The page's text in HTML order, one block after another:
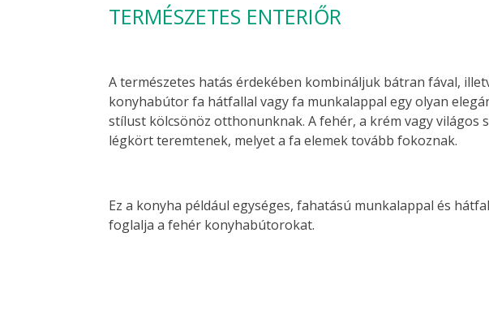
TERMÉSZETES ENTERIŐR
A természetes hatás érdekében kombináljuk bátran fával,
konyhabútor fa hátfallal vagy fa munkalappal egy olyan
stílust kölcsönöz otthonunknak. A fehér, a krém vagy
légkört teremtenek, melyet a fa elemek tovább fokoznak.
Ez a konyha például egységes, fahatású munkalappal és
foglalja a fehér konyhabútorokat.